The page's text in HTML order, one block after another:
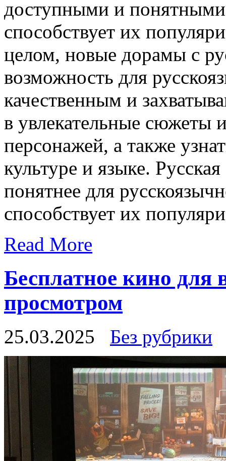
доступными и
способствует их
целом, новые дорамы с
возможность для
качественным и
в увлекательные сюжеты
персонажей, а также
культуре и языке.
понятнее для
способствует их
Read More
Бесплатное кино для
просмотром
25.03.2025 Без рубрики